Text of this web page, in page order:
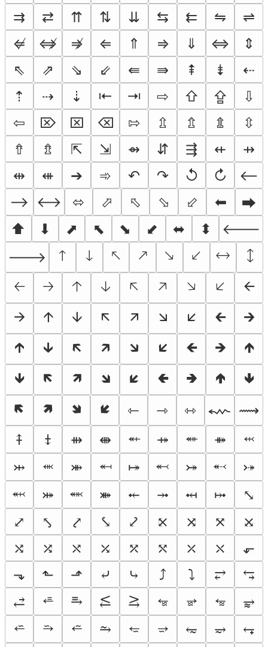
⇉
⇄ ⇈ ⇅ ⇊ ⇆ ⇇ ⇋
⇌
⇍
⇎ ⇏ ⇐ ⇑ ⇒ ⇓ ⇔
⇕
⇖
⇗ ⇘ ⇙ ⇚ ⇛ ⇞ ⇟
⇠
⇡
⇢ ⇣ ⇤ ⇥ ⇨ ⇧ ⇪
⇩
⇦
⌦ ⌧ ⌫ ⇰ ⇫ ⇬ ⇭
⇳
⇮
⇯ ⇱ ⇲ ⇴ ⇵ ⇶ ⇷
⇸
⇹
⇺ ➔ ➾ ↶ ↷ ↺ ↻
⟵
⟶ ⟷ ⬄ ⬀ ⬁ ⬂ ⬃ ⬅
⮕
⬆
⬇ ⬈ ⬉ ⬊ ⬋ ⬌ ⬍
🡐
🡒
🡑 🡓 🡔 🡕 🡖 🡗 🡘
🡙
🡠
🡢 🡡 🡣 🡤 🡥 🡦 🡧
🡨
🡪
🡩 🡫 🡬 🡭 🡮 🡯 🡰
🡲
🡱
🡳 🡴 🡵 🡶 🡷 🡸 🡺
🡹
🡻
🡼 🡽 🡾 🡿 🢀 🢂 🢁
🢃
🢄
🢅 🢆 🢇 ⇽ ⇾ ⇿ ⬳ ⟿
⤉
⤈ ⇻ ⇼ ⬴ ⤀ ⬵ ⤁
⬹
⤔
⬺ ⤕ ⬶ ⤅ ⬻ ⤖ ⬷
⤐
⬼
⤗ ⬽ ⤘ ⤝ ⤞ ⤟ ⤠
⤡
⤢
⤣ ⤤ ⤥ ⤦ ⤪ ⤨ ⤧
⤩
⤭
⤮ ⤯ ⤰ ⤱ ⤲ ⤫ ⤬
⬐
⬎
⬑ ⬏ ⤶ ⤷ ⤴ ⤵ ⥂
⥃
⥄
⭀ ⥱ ⥶ ⥸ ⭂ ⭈ ⭊
⥵
⭁
⭇ ⭉ ⥲ ⭋ ⭌ ⥳ ⥴
⥆